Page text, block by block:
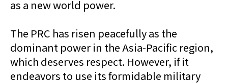
as a new world power.
The PRC has risen peacefully as the
dominant power in the Asia-Pacific region,
which deserves respect. However, if it
endeavors to use its formidable military